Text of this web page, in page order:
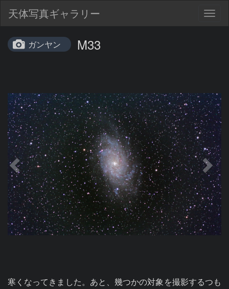
天体写真ギャラリー
ガンヤン M33
寒くなってきました。あと、幾つかの対象を撮影するつも